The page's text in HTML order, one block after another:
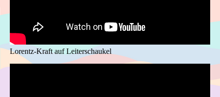
Lorentz-Kraft auf Leiterschaukel